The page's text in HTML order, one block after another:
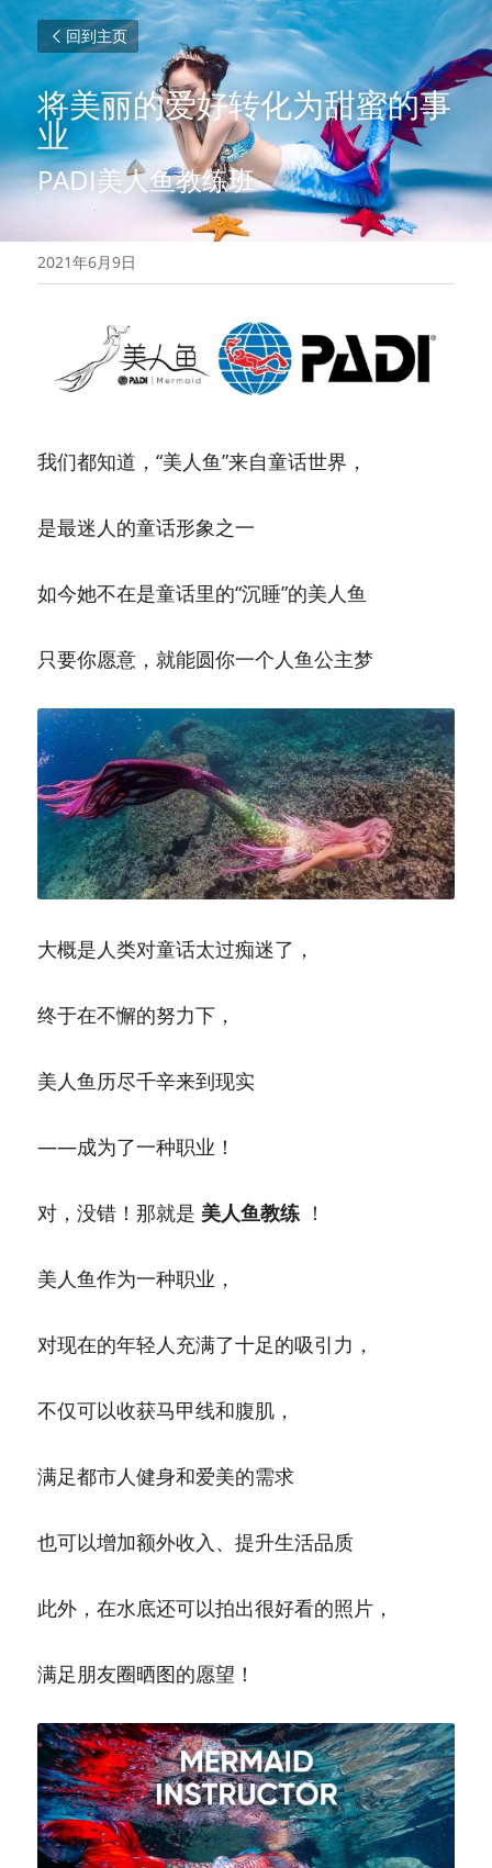
回到主页
将美丽的爱好转化为甜蜜的事
业
PADI美人鱼教练班
2021年6月9日
我们都知道，“美人鱼”来自童话世界，
是最迷人的童话形象之一
如今她不在是童话里的“沉睡”的美人鱼
只要你愿意，就能圆你一个人鱼公主梦
大概是人类对童话太过痴迷了，
终于在不懈的努力下，
美人鱼历尽千辛来到现实
——成为了一种职业！
对，没错！那就是 美人鱼教练 ！
美人鱼作为一种职业，
对现在的年轻人充满了十足的吸引力，
不仅可以收获马甲线和腹肌，
满足都市人健身和爱美的需求
也可以增加额外收入、提升生活品质
此外，在水底还可以拍出很好看的照片，
满足朋友圈晒图的愿望！